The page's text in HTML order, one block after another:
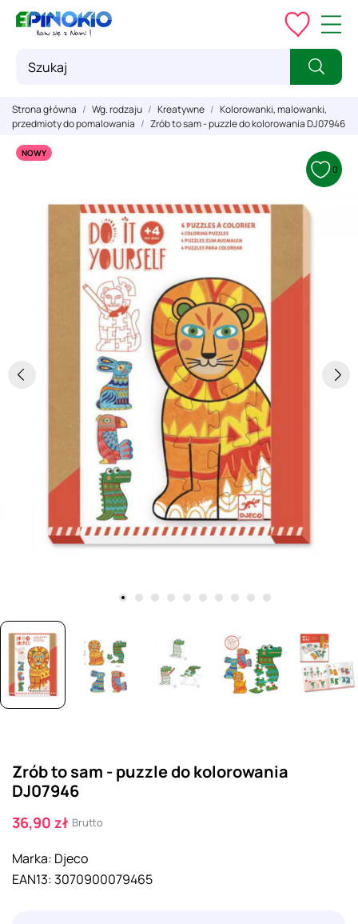
Strona główna Wg. rodzaju Kreatywne
Kolorowanki, malowanki,
przedmioty do pomalowania
Zrób to sam - puzzle do kolorowania DJ07946
NOWY
0
Zrób to sam - puzzle do kolorowania
DJ07946
36,90 zł Brutto
Marka: Djeco
EAN13:3070900079465